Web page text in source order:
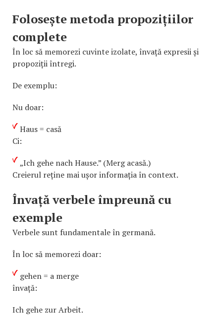
Folosește metoda propozițiilor
complete
În loc să memorezi cuvinte izolate, învață expresii și
propoziții întregi.
De exemplu:
Nu doar:
Haus = casă
Ci:
„Ich gehe nach Hause.” (Merg acasă.)
Creierul reține mai ușor informația în context.
Învață verbele împreună cu
exemple
Verbele sunt fundamentale în germană.
În loc să memorezi doar:
gehen = a merge
învață:
Ich gehe zur Arbeit.